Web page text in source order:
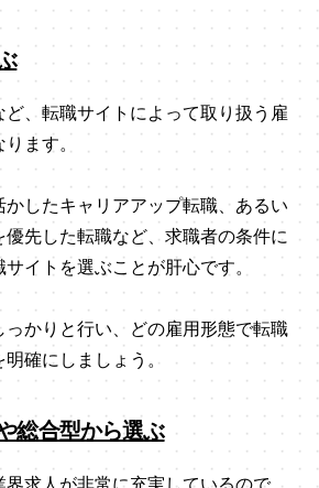
ど、転職サイトによって取り扱う雇
ます。
かしたキャリアアップ転職、あるい
優先した転職など、求職者の条件に
イトを選ぶことが肝心です。
っかりと行い、どの雇用形態で転職
確にしましょう。
総合型から選ぶ